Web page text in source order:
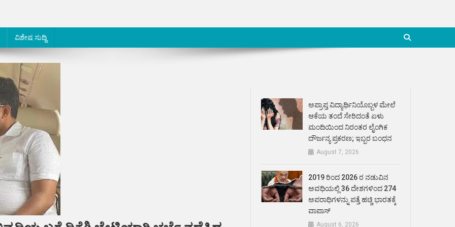
ವಿಶೇಷ ಸುದ್ದಿ
ಅಪ್ರಾಪ್ತ ವಿದ್ಯಾರ್ಥಿನಿಯೊಬ್ಬಳ ಮೇಲೆ
ಆಕೆಯ ತಂದೆ ಸೇರಿದಂತೆ ಏಳು
ಮಂದಿಯಿಂದ ನಿರಂತರ ಲೈಂಗಿಕ
ದೌರ್ಜನ್ಯ ಪ್ರಕರಣ; ಇಬ್ಬರ ಬಂಧನ
August 7, 2026
2019 ರಿಂದ 2026 ರ ನಡುವಿನ
ಅವಧಿಯಲ್ಲಿ 36 ದೇಶಗಳಿಂದ 274
ಅಪರಾಧಿಗಳನ್ನು ಪತ್ತೆ ಹಚ್ಚಿ ಭಾರತಕ್ಕೆ
ವಾಪಾಸ್
August 6, 2026